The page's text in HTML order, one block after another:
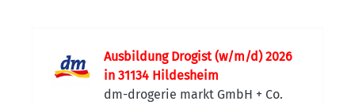
Ausbildung Drogist (w/m/d) 2026
in 31134 Hildesheim
dm-drogerie markt GmbH + Co.